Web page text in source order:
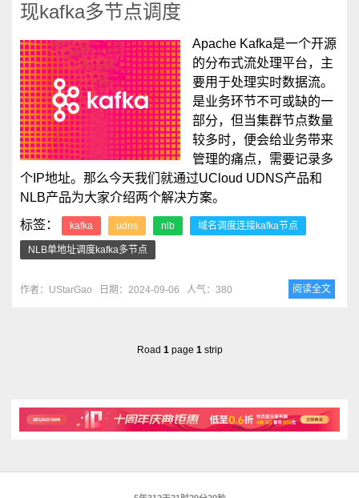
现kafka多节点调度
‌‌Apache ‌Kafka是一个开源
的分布式流处理平台，主
要用于处理实时数据流。‌
是业务环节不可或缺的一
部分，但当集群节点数量
较多时，便会给业务带来
管理的痛点，需要记录多
个IP地址。那么今天我们就通过UCloud UDNS产品和
NLB产品为大家介绍两个解决方案。
标签：
kafka udns nlb 域名调度连接kafka节点
NLB单地址调度kafka多节点
作者：UStarGao 日期：2024-09-06 人气：380 阅读全文
Road 1page 1strip